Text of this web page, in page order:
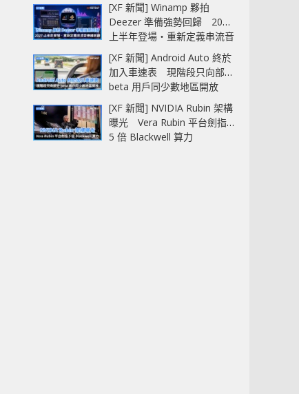
[XF 新聞] Winamp 夥拍
Deezer 準備強勢回歸 2027
上半年登場‧重新定義串流音
樂播放器
[XF 新聞] Android Auto 終於
加入車速表 現階段只向部分
beta 用戶同少數地區開放
[XF 新聞] NVIDIA Rubin 架構
曝光 Vera Rubin 平台劍指
5 倍 Blackwell 算力